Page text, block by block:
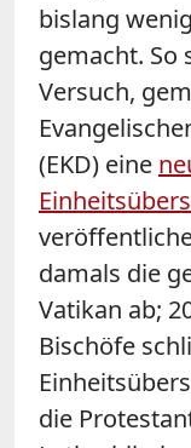
bislang
gemacht. So
Versuch,
(EKD) eine
damals die
Vatikan ab;
Bischöfe
die